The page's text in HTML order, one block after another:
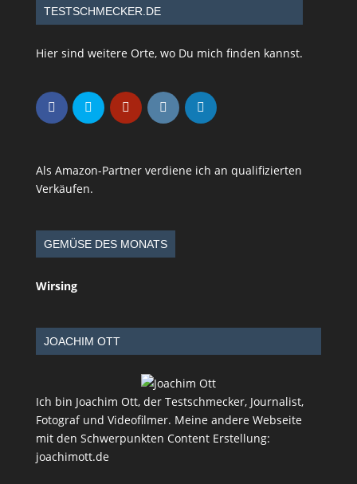
TESTSCHMECKER.DE
Hier sind weitere Orte, wo Du mich finden kannst.
Als Amazon-Partner verdiene ich an qualifizierten
Verkäufen.
GEMÜSE DES MONATS
Wirsing
JOACHIM OTT
Ich bin Joachim Ott, der Testschmecker, Journalist,
Fotograf und Videofilmer. Meine andere Webseite
mit den Schwerpunkten Content Erstellung:
joachimott.de